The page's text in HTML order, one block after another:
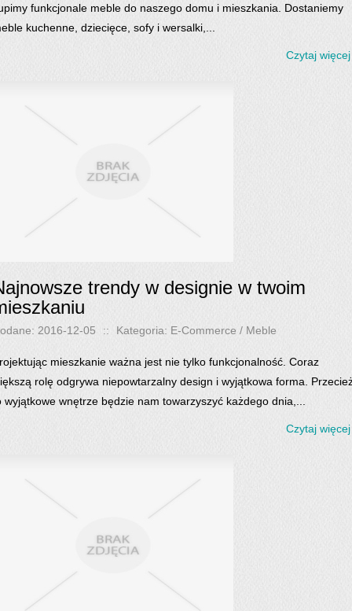
funkcjonale meble do naszego domu i mieszkania. Dostaniemy
kuchenne, dziecięce, sofy i wersalki,...
Czytaj
trendy w designie w twoim
2016-12-05 :: Kategoria: E-Commerce / Meble
mieszkanie ważna jest nie tylko funkcjonalność. Coraz
rolę odgrywa niepowtarzalny design i wyjątkowa forma.
wyjątkowe wnętrze będzie nam towarzyszyć każdego dnia,...
Czytaj